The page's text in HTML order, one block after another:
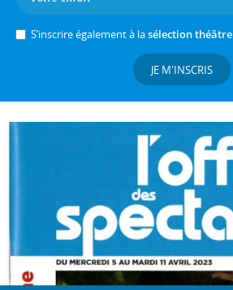
S’inscrire également à lasélection théâtre
JE M'INSCRIS